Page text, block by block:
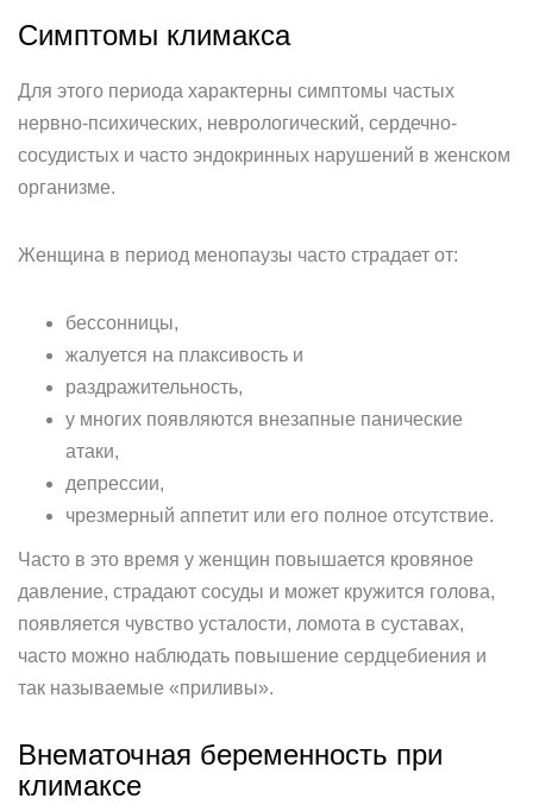
Симптомы климакса
Для этого периода характерны симптомы частых
нервно-психических, неврологический, сердечно-
сосудистых и часто эндокринных нарушений в женском
организме.
Женщина в период менопаузы часто страдает от:
бессонницы,
жалуется на плаксивость и
раздражительность,
у многих появляются внезапные панические
атаки,
депрессии,
чрезмерный аппетит или его полное отсутствие.
Часто в это время у женщин повышается кровяное
давление, страдают сосуды и может кружится голова,
появляется чувство усталости, ломота в суставах,
часто можно наблюдать повышение сердцебиения и
так называемые «приливы».
Внематочная беременность при
климаксе